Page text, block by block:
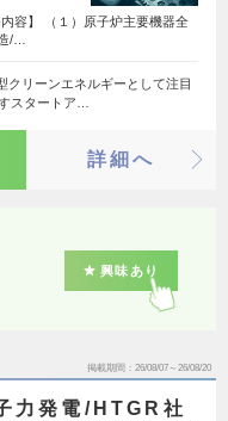
容】 （１）原子炉主要機器全
/…
クリーンエネルギーとして注目
スタートア…
詳細へ
興味あり
掲載期間 26/08/07～26/08/20
力発電/HTGR社